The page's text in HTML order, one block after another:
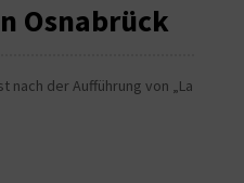
Osnabrück
der Aufführung von „La